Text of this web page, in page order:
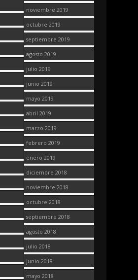
noviembre 2019
octubre 2019
septiembre 2019
agosto 2019
julio 2019
junio 2019
mayo 2019
abril 2019
marzo 2019
febrero 2019
enero 2019
diciembre 2018
noviembre 2018
octubre 2018
septiembre 2018
agosto 2018
julio 2018
junio 2018
mayo 2018